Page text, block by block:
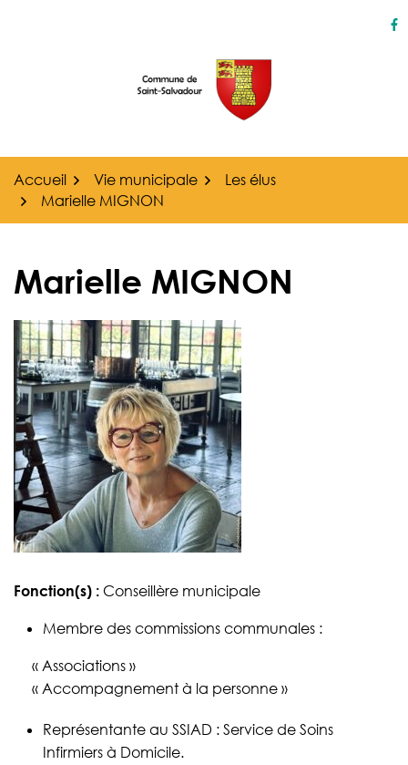
Accueil Vie municipale
Les élus
Marielle MIGNON
Marielle MIGNON
Fonction(s) : Conseillère municipale
Membre des commissions communales :
« Associations »
« Accompagnement à la personne »
Représentante au SSIAD : Service de Soins
Infirmiers à Domicile.